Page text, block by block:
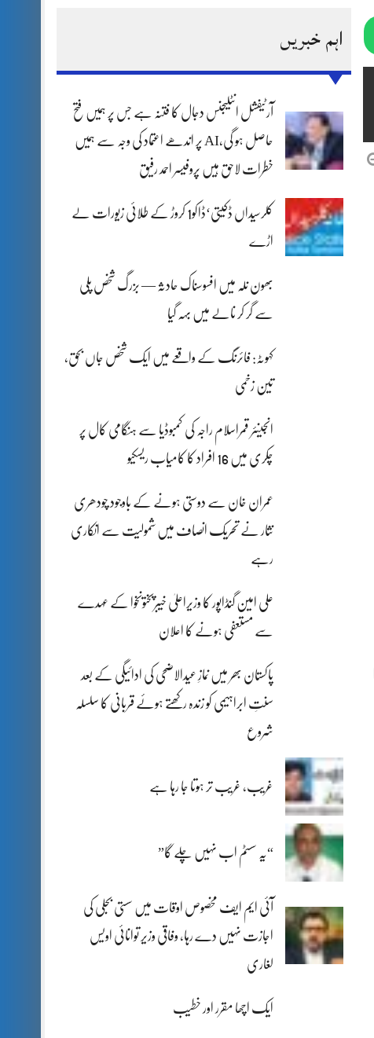
اہم خبریں
آرٹیفشل انٹلیجنس دجال کا فتنہ ہے جس پر ہمیں فتح
حاصل ہو گی،AI پر اندھے اعتماد کی وجہ سے ہمیں
خطرات لاحق ہیں پروفیسر احمد رفیق
کلرسیداں ڈکیتی‘ڈاکو1 کروڑ کے طلائی زیورات لے
اڑے
بھون نلہ میں افسوسناک حادثہ — بزرگ شخص پلی
سے گر کر نالے میں بہہ گیا
کہوٹہ: فائرنگ کے واقعے میں ایک شخص جاں بحق،
تین زخمی
انجینئر قمراسلام راجہ کی کمبوڈیا سے ہنگامی کال پر
چکری میں 16 افراد کا کامیاب ریسکیو
عمران خان سے دوستی ہونے کے باوجود چودھری
نثار نے تحریک انصاف میں شمولیت سے انکاری
رہے
علی امین گنڈاپور کا وزیراعلیٰ خیبرپختونخوا کے عہدے
سے مستعفی ہونے کا اعلان
پاکستان بھر میں نمازِ عیدالاضحی کی ادائیگی کے بعد
سنتِ ابراہیمی کو زندہ رکھتے ہوئے قربانی کا سلسلہ
شروع
غریب، غریب تر ہوتا جا رہا ہے
“یہ سسٹم اب نہیں چلے گا”
آئی ایم ایف مخصوص اوقات میں سستی بجلی کی
اجازت نہیں دے رہا، وفاقی وزیر توانائی اویس
لغاری
ایک اچھا مقرر اور خطیب